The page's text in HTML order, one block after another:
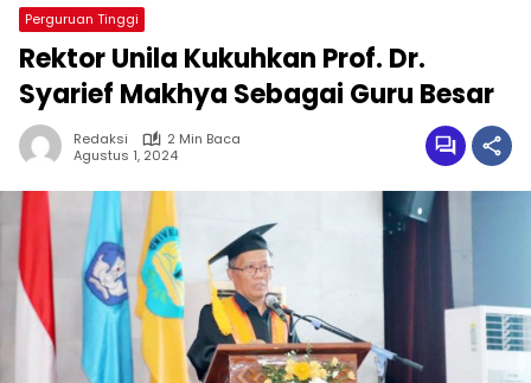
Perguruan Tinggi
Rektor Unila Kukuhkan Prof. Dr.
Syarief Makhya Sebagai Guru Besar
Redaksi
2 Min Baca
Agustus 1, 2024